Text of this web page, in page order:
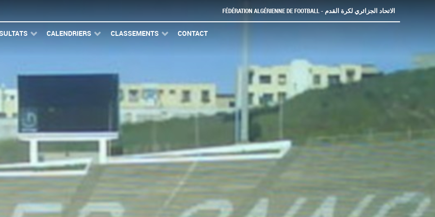
FÉDÉRATION ALGÉRIENNE DE FOOTBALL - الاتحاد الجزائري لكرة القدم
CALENDRIERS CLASSEMENTS CONTACT